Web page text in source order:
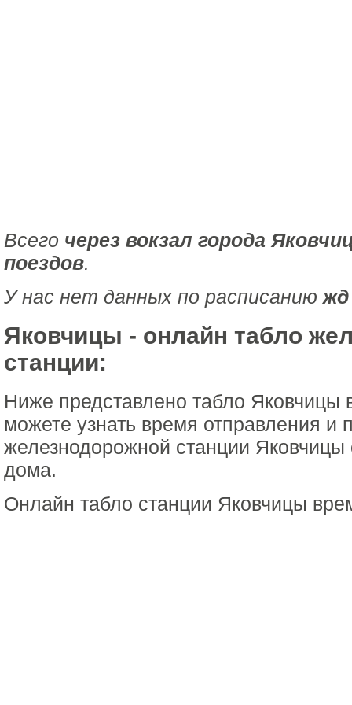
Всего через вокзал города
поездов.
У нас нет данных по расписанию
Яковчицы - онлайн табло
станции:
Ниже представлено табло
можете узнать время отправления и
железнодорожной станции
дома.
Онлайн табло станции Яковчицы